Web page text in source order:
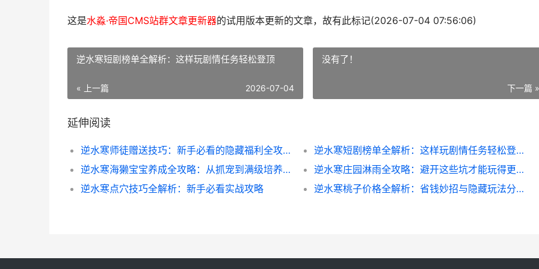
这是水淼·帝国CMS站群文章更新器的试用版本更新的文章，故有此标记(2026-07-04 07:56:06)
逆水寒短剧榜单全解析：这样玩剧情任务轻松登顶
« 上一篇 2026-07-04
没有了！
下一篇 »
延伸阅读
逆水寒师徒赠送技巧：新手必看的隐藏福利全攻略
逆水寒短剧榜单全解析：这样玩剧情任务轻松登顶
逆水寒海獭宝宝养成全攻略：从抓宠到满级培养技巧
逆水寒庄园淋雨全攻略：避开这些坑才能玩得更久
逆水寒点穴技巧全解析：新手必看实战攻略
逆水寒桃子价格全解析：省钱妙招与隐藏玩法分享